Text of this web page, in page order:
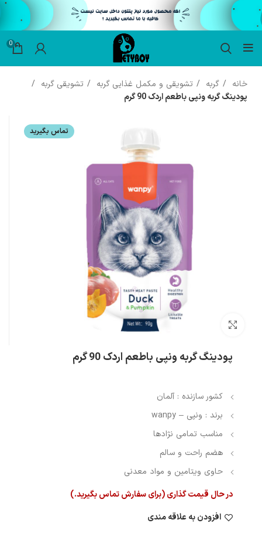
0
خانه گربه تشویقی و مکمل غذایی گربه
تشویقی گربه
پودینگ گربه ونپی باطعم اردک 90 گرم
تماس بگیرید
پودینگ گربه ونپی باطعم اردک 90 گرم
کشور سازنده : آلمان
برند : ونپی – wanpy
مناسب تمامی نژادها
هضم راحت و سالم
حاوی ویتامین و مواد معدنی
در حال قیمت گذاری (برای سفارش تماس بگیرید.)
افزودن به علاقه مندی